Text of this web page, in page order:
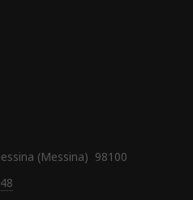
(Messina) 98100